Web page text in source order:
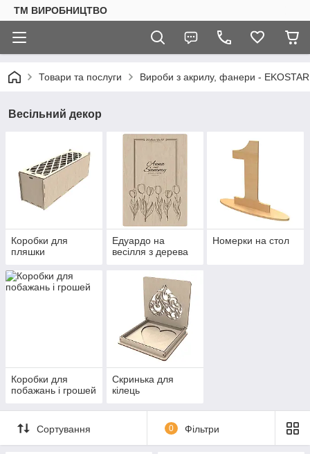
ТМ ВИРОБНИЦТВО
Товари та послуги Вироби з акрилу, фанери - EKOSTAR
Весільний декор
Коробки для
пляшки
Едуардо на
весілля з дерева
Номерки на стол
Коробки для
побажань і грошей
Скринька для
кілець
Сортування 0 Фільтри